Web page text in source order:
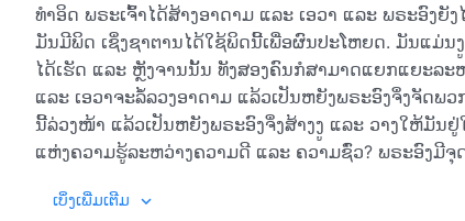
ທໍາອິດ ພຣະເຈົ້າໄດ້ສ້າງອາດາມ ແລະ ເອວາ ແລະ ພຣະອົງ
ມັນມີພິດ ເຊິ່ງຊາຕານໄດ້ໃຊ້ພິດນີ້ເພື່ອຜົນປະໂຫຍດ. ມັນແມ່ນ
ໄດ້ເຮັດ ແລະ ຫຼັງຈານນັ້ນ ທັງສອງຄົນກໍສາມາດແຍກແຍະລະ
ແລະ ເອວາຈະລໍ້ລວງອາດາມ ແລ້ວເປັນຫຍັງພຣະອົງຈຶ່ງຈັດພ
ນີ້ລ່ວງໜ້າ ແລ້ວເປັນຫຍັງພຣະອົງຈຶ່ງສ້າງງູ ແລະ ວາງໃຫ້ມັນ
ແຫ່ງຄວາມຮູ້ລະຫວ່າງຄວາມດີ ແລະ ຄວາມຊົ່ວ? ພຣະອົງມີຈຸ
ຕົ້ນໄມ້ແຫ່ງຄວາມຮູ້ລະຫວ່າງຄວາມດີ ແລະ ຄວາມຊົ່ວ ແລະ
ພຣະທຳ
ເບິ່ງເພີ່ມເຕີມ